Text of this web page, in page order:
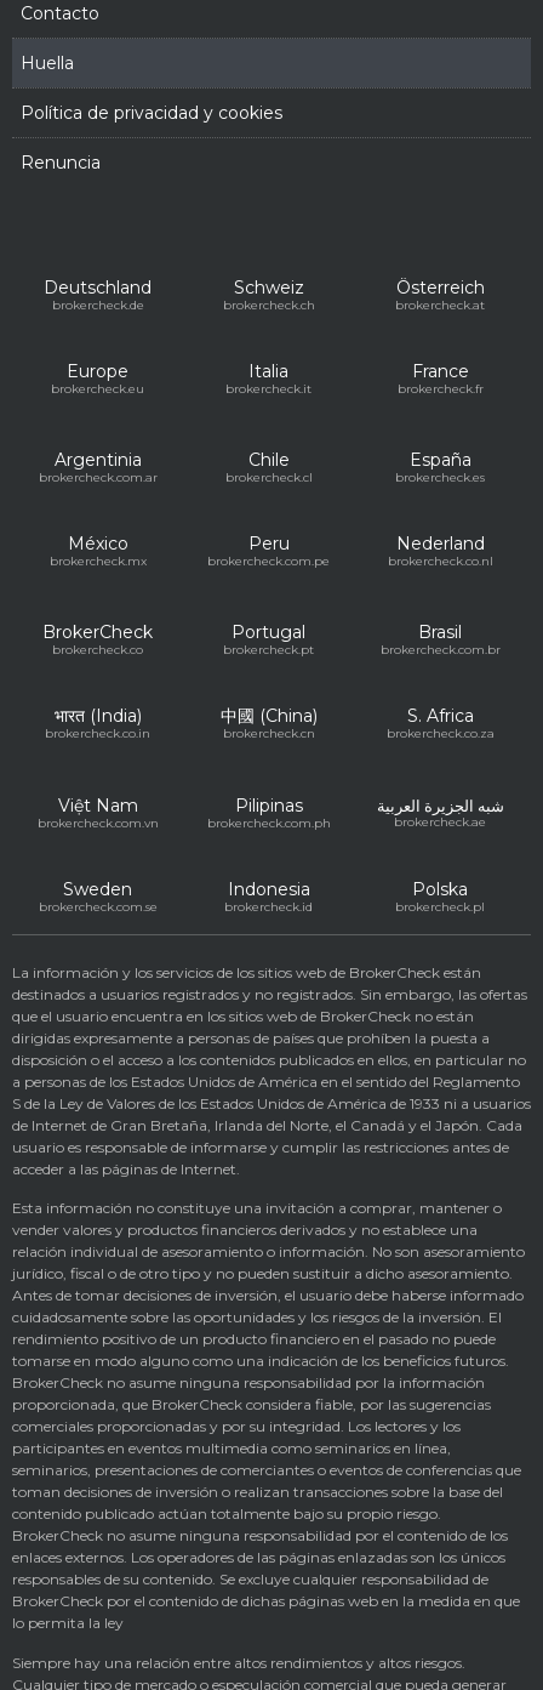
Contacto
Huella
Política de privacidad y cookies
Renuncia
Deutschland
brokercheck.de
Schweiz
brokercheck.ch
Österreich
brokercheck.at
Europe
brokercheck.eu
Italia
brokercheck.it
France
brokercheck.fr
Argentinia
brokercheck.com.ar
Chile
brokercheck.cl
España
brokercheck.es
México
brokercheck.mx
Peru
brokercheck.com.pe
Nederland
brokercheck.co.nl
BrokerCheck
brokercheck.co
Portugal
brokercheck.pt
Brasil
brokercheck.com.br
भारत (India)
brokercheck.co.in
中國 (China)
brokercheck.cn
S. Africa
brokercheck.co.za
Việt Nam
brokercheck.com.vn
Pilipinas
brokercheck.com.ph
شبه الجزيرة العربية
brokercheck.ae
Sweden
brokercheck.com.se
Indonesia
brokercheck.id
Polska
brokercheck.pl
La información y los servicios de los sitios web de BrokerCheck están
destinados a usuarios registrados y no registrados. Sin embargo, las ofertas
que el usuario encuentra en los sitios web de BrokerCheck no están
dirigidas expresamente a personas de países que prohíben la puesta a
disposición o el acceso a los contenidos publicados en ellos, en particular no
a personas de los Estados Unidos de América en el sentido del Reglamento
S de la Ley de Valores de los Estados Unidos de América de 1933 ni a usuarios
de Internet de Gran Bretaña, Irlanda del Norte, el Canadá y el Japón. Cada
usuario es responsable de informarse y cumplir las restricciones antes de
acceder a las páginas de Internet.
Esta información no constituye una invitación a comprar, mantener o
vender valores y productos financieros derivados y no establece una
relación individual de asesoramiento o información. No son asesoramiento
jurídico, fiscal o de otro tipo y no pueden sustituir a dicho asesoramiento.
Antes de tomar decisiones de inversión, el usuario debe haberse informado
cuidadosamente sobre las oportunidades y los riesgos de la inversión. El
rendimiento positivo de un producto financiero en el pasado no puede
tomarse en modo alguno como una indicación de los beneficios futuros.
BrokerCheck no asume ninguna responsabilidad por la información
proporcionada, que BrokerCheck considera fiable, por las sugerencias
comerciales proporcionadas y por su integridad. Los lectores y los
participantes en eventos multimedia como seminarios en línea,
seminarios, presentaciones de comerciantes o eventos de conferencias que
toman decisiones de inversión o realizan transacciones sobre la base del
contenido publicado actúan totalmente bajo su propio riesgo.
BrokerCheck no asume ninguna responsabilidad por el contenido de los
enlaces externos. Los operadores de las páginas enlazadas son los únicos
responsables de su contenido. Se excluye cualquier responsabilidad de
BrokerCheck por el contenido de dichas páginas web en la medida en que
lo permita la ley
Siempre hay una relación entre altos rendimientos y altos riesgos.
Cualquier tipo de mercado o especulación comercial que pueda generar